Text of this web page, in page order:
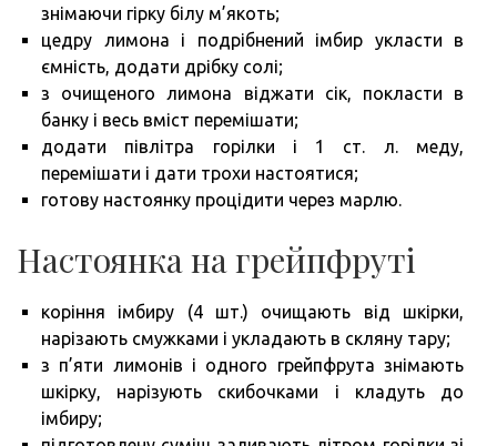
знімаючи гірку білу м’якоть;
цедру лимона і подрібнений імбир укласти в
ємність, додати дрібку солі;
з очищеного лимона віджати сік, покласти в
банку і весь вміст перемішати;
додати півлітра горілки і 1 ст. л. меду,
перемішати і дати трохи настоятися;
готову настоянку процідити через марлю.
Настоянка на грейпфруті
коріння імбиру (4 шт.) очищають від шкірки,
нарізають смужками і укладають в скляну тару;
з п’яти лимонів і одного грейпфрута знімають
шкірку, нарізують скибочками і кладуть до
імбиру;